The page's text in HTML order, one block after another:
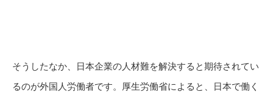
そうしたなか、日本企業の人材難を解決すると期待されてい
るのが外国人労働者です。厚生労働省によると、日本で働く